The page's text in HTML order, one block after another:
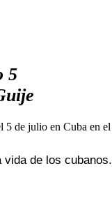
5
vida de los cubanos.